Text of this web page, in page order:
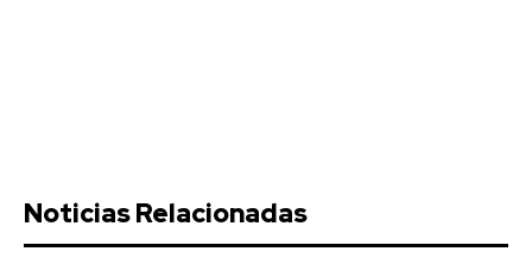
Noticias Relacionadas